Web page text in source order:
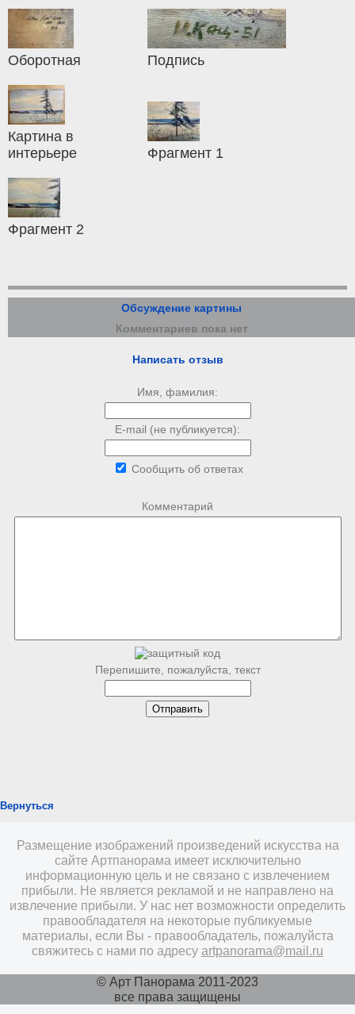
Оборотная Подпись
Картина в
интерьере
Фрагмент 1
Фрагмент 2
Обсуждение картины
Комментариев пока нет
Написать отзыв
Имя, фамилия:
E-mail (не публикуется):
Сообщить об ответах
Комментарий
Перепишите, пожалуйста, текст
Вернуться
Размещение изображений произведений искусства на
сайте Артпанорама имеет исключительно
информационную цель и не связано с извлечением
прибыли. Не является рекламой и не направлено на
извлечение прибыли. У нас нет возможности определить
правообладателя на некоторые публикуемые
материалы, если Вы - правообладатель, пожалуйста
свяжитесь с нами по адресу artpanorama@mail.ru
© Арт Панорама 2011-2023
все права защищены